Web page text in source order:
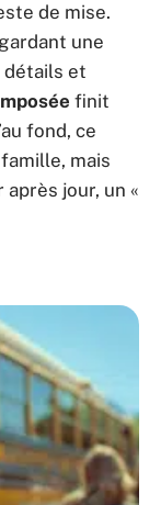
de mise.
une
détails et
finit
fond, ce
mais
jour, un «